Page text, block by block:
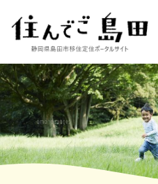
移住者ブログ一覧